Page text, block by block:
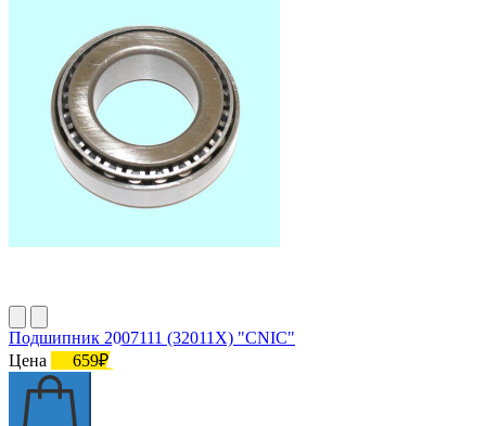
Подшипник 2007111 (32011X) "СNIC"
Цена
659₽